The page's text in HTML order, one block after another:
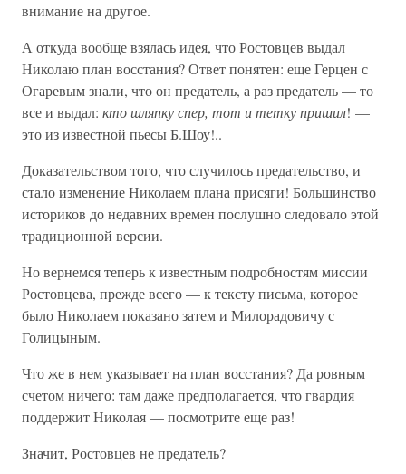
внимание на другое.
А откуда вообще взялась идея, что Ростовцев выдал
Николаю план восстания? Ответ понятен: еще Герцен с
Огаревым знали, что он предатель, а раз предатель — то
все и выдал: кто шляпку спер, тот и тетку пришил! —
это из известной пьесы Б.Шоу!..
Доказательством того, что случилось предательство, и
стало изменение Николаем плана присяги! Большинство
историков до недавних времен послушно следовало этой
традиционной версии.
Но вернемся теперь к известным подробностям миссии
Ростовцева, прежде всего — к тексту письма, которое
было Николаем показано затем и Милорадовичу с
Голицыным.
Что же в нем указывает на план восстания? Да ровным
счетом ничего: там даже предполагается, что гвардия
поддержит Николая — посмотрите еще раз!
Значит, Ростовцев не предатель?